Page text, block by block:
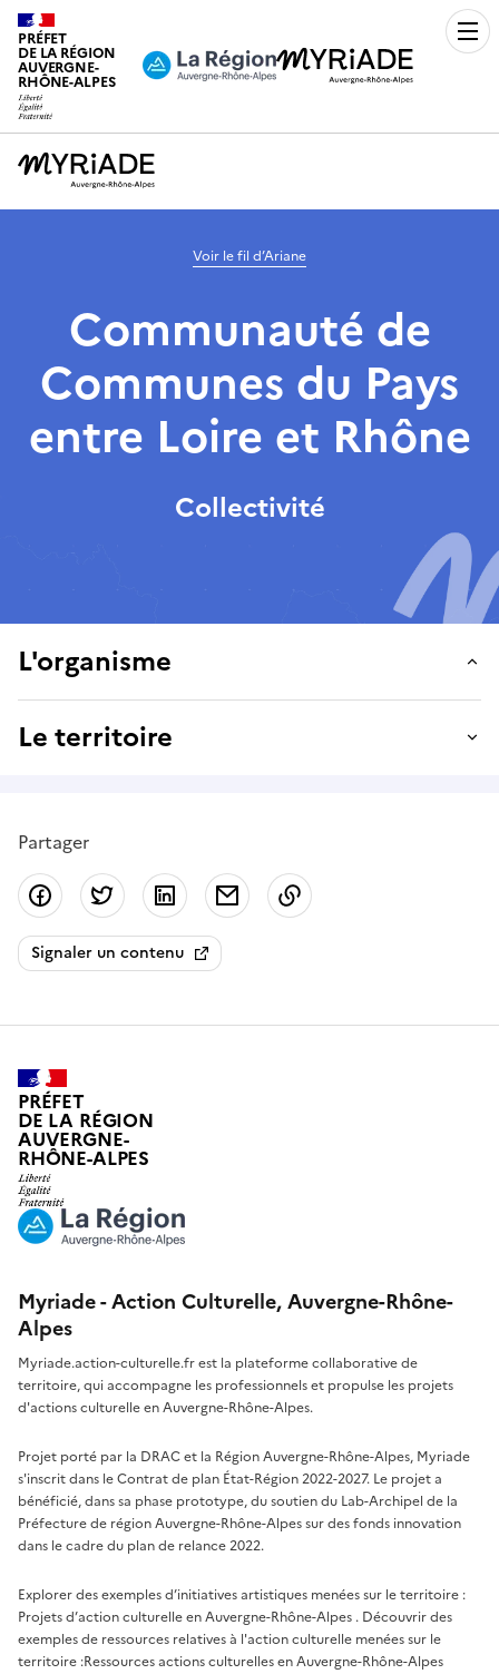
PRÉFET
DE LA RÉGION
AUVERGNE-
RHÔNE-ALPES
Voir le fil d’Ariane
Communauté de
Communes du Pays
entre Loire et Rhône
Collectivité
L'organisme
Le territoire
Partager
Partager sur Facebook
Partager sur Twitter
Partager sur LinkedIn
Partager par email
Signaler un contenu
PRÉFET
DE LA RÉGION
AUVERGNE-
RHÔNE-ALPES
Myriade - Action Culturelle, Auvergne-Rhône-
Alpes
Myriade.action-culturelle.fr est la plateforme collaborative de
territoire, qui accompagne les professionnels et propulse les projets
d'actions culturelle en Auvergne-Rhône-Alpes.
Projet porté par la DRAC et la Région Auvergne-Rhône-Alpes, Myriade
s'inscrit dans le Contrat de plan État-Région 2022-2027. Le projet a
bénéficié, dans sa phase prototype, du soutien du Lab-Archipel de la
Préfecture de région Auvergne-Rhône-Alpes sur des fonds innovation
dans le cadre du plan de relance 2022.
Explorer des exemples d’initiatives artistiques menées sur le territoire :
Projets d’action culturelle en Auvergne-Rhône-Alpes . Découvrir des
exemples de ressources relatives à l'action culturelle menées sur le
territoire :Ressources actions culturelles en Auvergne-Rhône-Alpes